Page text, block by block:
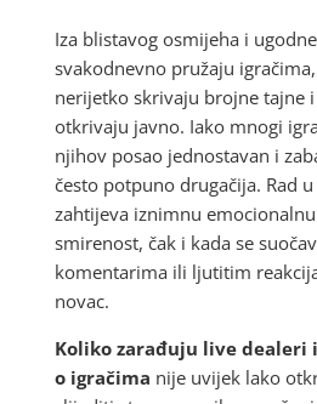
Iza blistavog osmijeha i
svakodnevno pružaju
nerijetko skrivaju brojne tajne
otkrivaju javno. Iako mnogi
njihov posao jednostavan i
često potpuno drugačija. Rad
zahtijeva iznimnu
smirenost, čak i kada se
komentarima ili ljutitim
novac.
Koliko zarađuju live dealeri
o igračima nije uvijek lako